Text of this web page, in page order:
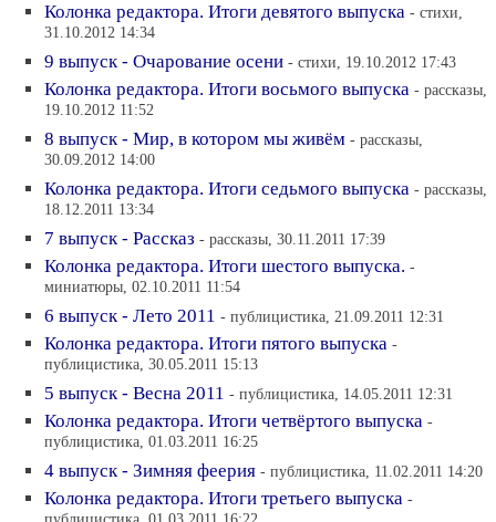
Колонка редактора. Итоги девятого выпуска - стихи,
31.10.2012 14:34
9 выпуск - Очарование осени - стихи, 19.10.2012 17:43
Колонка редактора. Итоги восьмого выпуска - рассказы,
19.10.2012 11:52
8 выпуск - Мир, в котором мы живём - рассказы,
30.09.2012 14:00
Колонка редактора. Итоги седьмого выпуска - рассказы,
18.12.2011 13:34
7 выпуск - Рассказ - рассказы, 30.11.2011 17:39
Колонка редактора. Итоги шестого выпуска. -
миниатюры, 02.10.2011 11:54
6 выпуск - Лето 2011 - публицистика, 21.09.2011 12:31
Колонка редактора. Итоги пятого выпуска -
публицистика, 30.05.2011 15:13
5 выпуск - Весна 2011 - публицистика, 14.05.2011 12:31
Колонка редактора. Итоги четвёртого выпуска -
публицистика, 01.03.2011 16:25
4 выпуск - Зимняя феерия - публицистика, 11.02.2011 14:20
Колонка редактора. Итоги третьего выпуска -